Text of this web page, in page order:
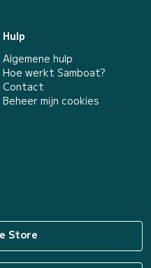
Hulp
Algemene hulp
Hoe werkt Samboat?
Contact
Beheer mijn cookies
Store